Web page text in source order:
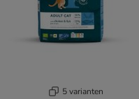
5 varianten